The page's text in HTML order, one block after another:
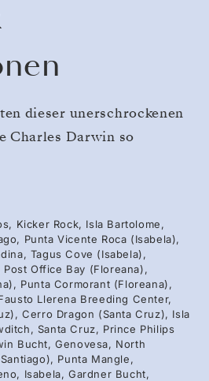
dieser unerschrockenen
Charles Darwin so
Sie zwei Wochen in
Landungsstellen, von
– wo Eulen bei
Rotfußtölpel schnattern –
wo die Darwin-Finken
Reise mit Pinguinen,
und einer Tierwelt, die
zurückschreckt.
Kicker Rock, Isla Bartolome,
Punta Vicente Roca (Isabela),
Tagus Cove (Isabela),
Office Bay (Floreana),
Punta Cormorant (Floreana),
Llerena Breeding Center,
Cerro Dragon (Santa Cruz), Isla
Santa Cruz, Prince Philips
Bucht, Genovesa, North
Punta Mangle,
Isabela, Gardner Bucht,